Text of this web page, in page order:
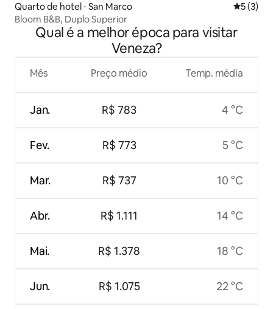
Quarto de hotel ⋅ San Marco 5 de
5 (3)
Bloom B&B, Duplo Superior
Qual é a melhor época para visitar
Veneza?
Mês
Jan.
Fev.
Mar.
Abr.
Mai.
Jun.
Preço médio
R$ 783
R$ 773
R$ 737
R$ 1.111
R$ 1.378
R$ 1.075
Temp. média
4 °C
5 °C
10 °C
14 °C
18 °C
22 °C